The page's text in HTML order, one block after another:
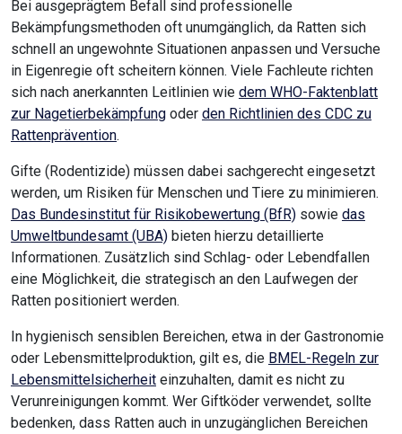
Bei ausgeprägtem Befall sind professionelle
Bekämpfungsmethoden oft unumgänglich, da Ratten sich
schnell an ungewohnte Situationen anpassen und Versuche
in Eigenregie oft scheitern können. Viele Fachleute richten
sich nach anerkannten Leitlinien wie dem WHO-Faktenblatt
zur Nagetierbekämpfung oder den Richtlinien des CDC zu
Rattenprävention.
Gifte (Rodentizide) müssen dabei sachgerecht eingesetzt
werden, um Risiken für Menschen und Tiere zu minimieren.
Das Bundesinstitut für Risikobewertung (BfR) sowie das
Umweltbundesamt (UBA) bieten hierzu detaillierte
Informationen. Zusätzlich sind Schlag- oder Lebendfallen
eine Möglichkeit, die strategisch an den Laufwegen der
Ratten positioniert werden.
In hygienisch sensiblen Bereichen, etwa in der Gastronomie
oder Lebensmittelproduktion, gilt es, die BMEL-Regeln zur
Lebensmittelsicherheit einzuhalten, damit es nicht zu
Verunreinigungen kommt. Wer Giftköder verwendet, sollte
bedenken, dass Ratten auch in unzugänglichen Bereichen